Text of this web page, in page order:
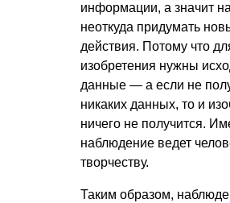
информации, а значит
неоткуда придумать
действия. Потому что
изобретения нужны
данные — а если не
никаких данных, то и
ничего не получится.
наблюдение ведет
творчеству.
Таким образом,